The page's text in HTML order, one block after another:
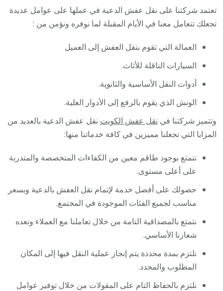
تعتمد شركتنا على نقل عفش الدعية في عملها على عوامل عديدة
تجعلك تتعامل معنا في الأيام المقبلة لما نوفره ونؤمن من :
العمالة التي تقوم بنقل العفش إلى العميل
السيارات الناقلة للأثاث.
أدوات النقل الأساسية والثانوية.
الونش الذي يقوم بالرفع إلى الأدوار العلية.
وتتميز شركتنا في نقل عفش الكويت نقل عفش الدعية بالعديد من
المزايا التي تجعلنا مميزين في كافة خدماتنا منها:
نتمتع بوجود طاقم معين من الكفاءات المتخصصة والمتدربة
على أعلى مستوى.
حصولك على أفضل خدمة لإتمام نقل العفش بالدعية وبسعر
مناسب لجميع الفئات الموجودة في المجتمع.
نتمتع بالمصداقية التامة من خلال تعاملنا مع العملاء ونعده
شعارنا الأساسي.
نلتزم بمدة محددة يتم إنجاز عملية النقل فيها إلى المكان
المطلوب والمحدد.
نلتزم بالحفاظ التام على المقولات من خلال توفير عوامل